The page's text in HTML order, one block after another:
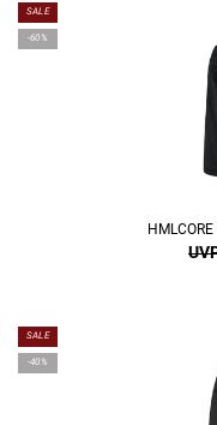
SALE
-60%
SALE
-40%